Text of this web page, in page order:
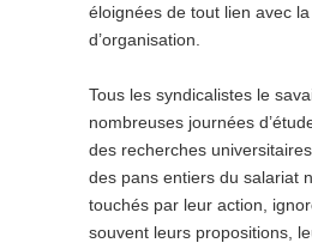
éloignées de tout lien avec
d’organisation.
Tous les syndicalistes le
nombreuses journées
des recherches
des pans entiers du salariat
touchés par leur action,
souvent leurs propositions,